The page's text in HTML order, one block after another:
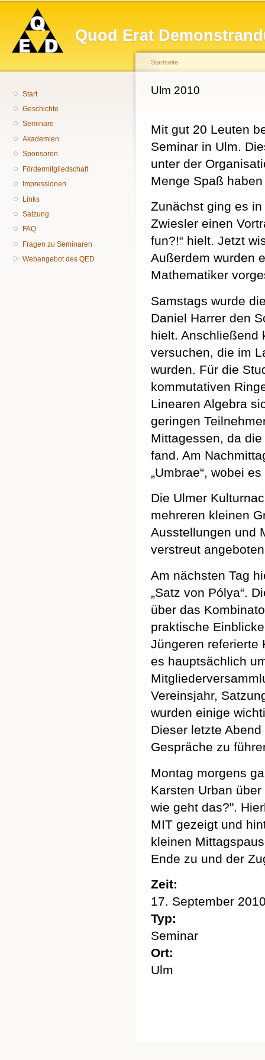
Quod Erat
Hauptmenü
Start
Geschichte
Seminare
Akademien
Sponsoren
Fördermitgliedschaft
Impressionen
Links
Satzung
FAQ
Fragen zu Seminaren
Webangebot des QED
Sie sind hier
Startseite
Ulm 2010
Mit gut 20 Leuten
Seminar in Ulm.
unter der
Menge Spaß
Zunächst ging es
Zwiesler einen
fun?!“ hielt. Jetzt
Außerdem wurden
Mathematiker
Samstags wurde
Daniel Harrer den
hielt. Anschließend
versuchen, die im
wurden. Für die
kommutativen
Linearen Algebra
geringen
Mittagessen, da
fand. Am
„Umbrae“, wobei
Die Ulmer
mehreren kleinen
Ausstellungen und
verstreut
Am nächsten Tag
„Satz von Pólya“.
über das
praktische
Jüngeren referierte
es hauptsächlich
Vereinsjahr,
wurden einige
Dieser letzte
Gespräche zu
Montag morgens
Karsten Urban
wie geht das?".
MIT gezeigt und
kleinen
Ende zu und der
Zeit:
17. September
Typ:
Seminar
Ort:
Ulm